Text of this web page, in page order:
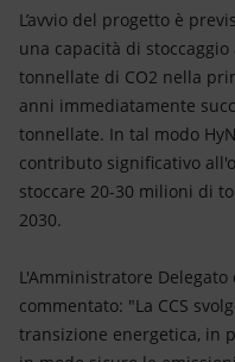
L’avvio del progetto è
una capacità di
tonnellate di CO2 nella
anni immediatamente
tonnellate. In tal modo
contributo significativo
stoccare 20-30 milioni di
2030.
L'Amministratore Delegato
commentato: "La CCS
transizione energetica, in